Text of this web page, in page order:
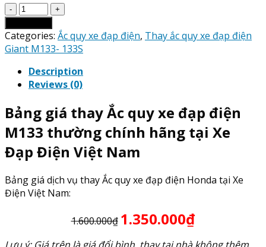
Giá
Thay
Ắc
Quy
đạp
điện
thường
quantity
Categories: Ắc quy xe đạp điện, Thay ắc quy xe đạp điện
Giant M133- 133S
Description
Reviews (0)
Bảng giá thay Ắc quy xe đạp điện
M133 thường chính hãng tại Xe
Đạp Điện Việt Nam
Bảng giá dịch vụ thay Ắc quy xe đạp điện Honda tại Xe
Điện Việt Nam:
1.600.000₫ 1.350.000₫